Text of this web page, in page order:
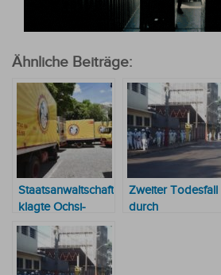
Ähnliche Beiträge:
Staatsanwaltschaft
klagte Ochsi-
Eigentümerin
wegen illegaler
Abfallbeseitigung
Zweiter Todesfall
durch